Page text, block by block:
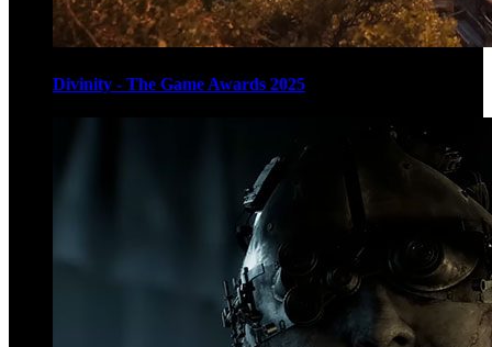
Divinity - The Game Awards 2025